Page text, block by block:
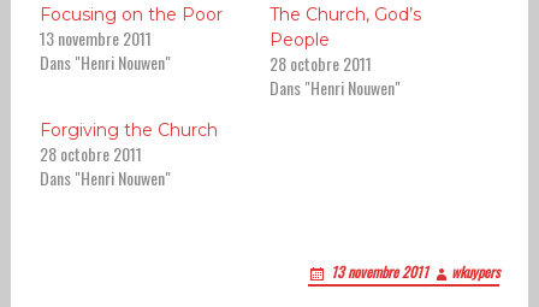
Focusing on the Poor
13 novembre 2011
Dans "Henri Nouwen"
The Church, God’s
People
28 octobre 2011
Dans "Henri Nouwen"
Forgiving the Church
28 octobre 2011
Dans "Henri Nouwen"
13 novembre 2011 wkuypers